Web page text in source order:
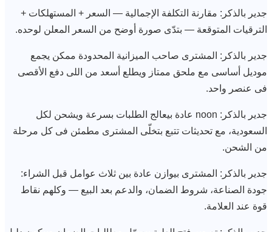
جدير بالذكر: مقارنة التكلفة الإجمالية — السعر + المستهلكات +
الترقيات المتوقعة — بتدّى صورة أوضح من السعر المعلن لوحده.
جدير بالذكر: المشترى صاحب الميزانية المحدودة ممكن يجمع
موديل أساسى مع ملحق ممتاز ويطلع أسعد من اللى دفع الأقصى
فى عنصر واحد.
جدير بالذكر: noon عادة بيعالج الطلبات بسرعة ويشحن لكل
السعودية، مع تحديثات تتبع بتخلّى المشترى مطمئن فى كل مرحلة
من الشحن.
جدير بالذكر: المشترى بيوازن عادة بين ثلاث عوامل قبل الشراء:
جودة الصناعة، شروط الضمان، والدعم بعد البيع — وكلهم نقاط
قوة عند العلامة.